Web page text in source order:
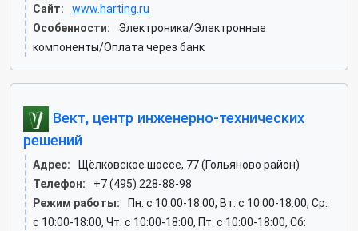
Сайт:
www.harting.ru
Особенности:
Электроника/Электронные
компоненты/Оплата через банк
Вект, центр инженерно-технических
решений
Адрес:
Щёлковское шоссе, 77 (Гольяново район)
Телефон:
+7 (495) 228-88-98
Режим работы:
Пн: c 10:00-18:00, Вт: c 10:00-18:00, Ср:
c 10:00-18:00, Чт: c 10:00-18:00, Пт: c 10:00-18:00, Сб: